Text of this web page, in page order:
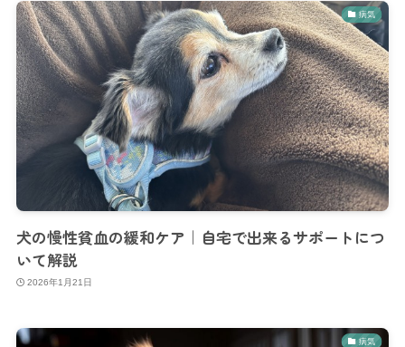
病気
犬の慢性貧血の緩和ケア｜自宅で出来るサポートにつ
いて解説
2026年1月21日
病気